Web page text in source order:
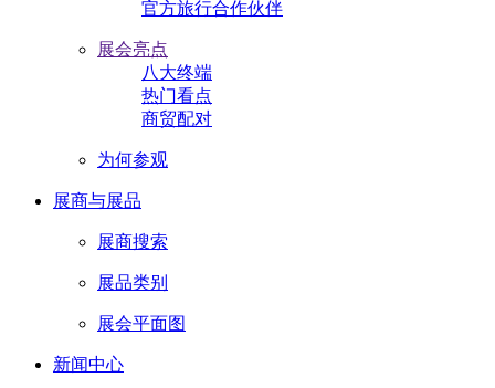
官方旅行合作伙伴
展会亮点
八大终端
热门看点
商贸配对
为何参观
展商与展品
展商搜索
展品类别
展会平面图
新闻中心